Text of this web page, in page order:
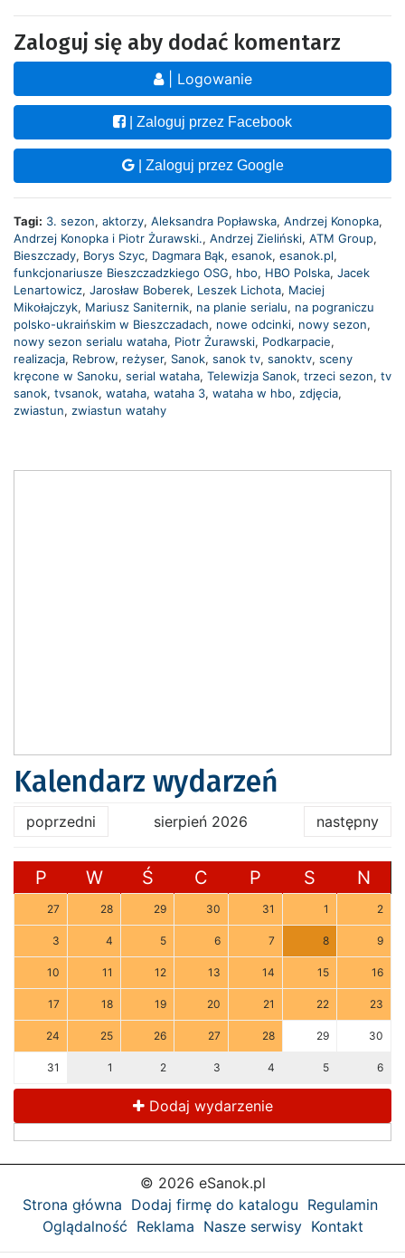
Zaloguj się aby dodać komentarz
| Logowanie
| Zaloguj przez Facebook
| Zaloguj przez Google
Tagi: 3. sezon, aktorzy, Aleksandra Popławska, Andrzej Konopka,
Andrzej Konopka i Piotr Żurawski., Andrzej Zieliński, ATM Group,
Bieszczady, Borys Szyc, Dagmara Bąk, esanok, esanok.pl,
funkcjonariusze Bieszczadzkiego OSG, hbo, HBO Polska, Jacek
Lenartowicz, Jarosław Boberek, Leszek Lichota, Maciej
Mikołajczyk, Mariusz Saniternik, na planie serialu, na pograniczu
polsko-ukraińskim w Bieszczadach, nowe odcinki, nowy sezon,
nowy sezon serialu wataha, Piotr Żurawski, Podkarpacie,
realizacja, Rebrow, reżyser, Sanok, sanok tv, sanoktv, sceny
kręcone w Sanoku, serial wataha, Telewizja Sanok, trzeci sezon, tv
sanok, tvsanok, wataha, wataha 3, wataha w hbo, zdjęcia,
zwiastun, zwiastun watahy
Kalendarz wydarzeń
poprzedni sierpień 2026 następny
P W Ś C P S N
27 28 29 30 31 1 2
3 4 5 6 7 8 9
10 11 12 13 14 15 16
17 18 19 20 21 22 23
24 25 26 27 28 29 30
31 1 2 3 4 5 6
Dodaj wydarzenie
© 2026 eSanok.pl
Strona główna Dodaj firmę do katalogu Regulamin
Oglądalność Reklama Nasze serwisy Kontakt